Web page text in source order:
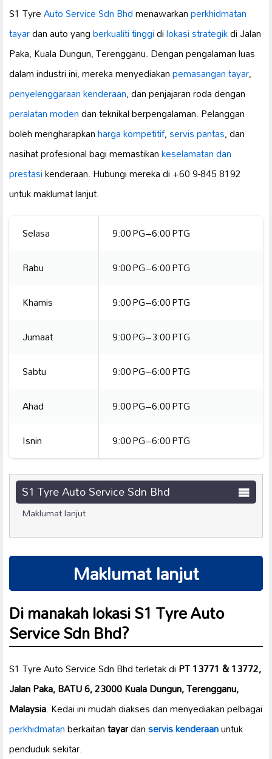
S1 TyreAuto Service Sdn Bhdmenawarkanperkhidmatan
tayardan auto yangberkualiti tinggidilokasi strategikdi Jalan
Paka, Kuala Dungun, Terengganu. Dengan pengalaman luas
dalam industri ini, mereka menyediakanpemasangan tayar,
penyelenggaraan kenderaan, dan penjajaran roda dengan
peralatan modendan teknikal berpengalaman. Pelanggan
boleh mengharapkanharga kompetitif,servis pantas, dan
nasihat profesional bagi memastikankeselamatan dan
prestasikenderaan. Hubungi mereka di +60 9-845 8192
untuk maklumat lanjut.
Selasa
9:00 PG–6:00 PTG
Rabu
9:00 PG–6:00 PTG
Khamis
9:00 PG–6:00 PTG
Jumaat
9:00 PG–3:00 PTG
Sabtu
9:00 PG–6:00 PTG
Ahad
9:00 PG–6:00 PTG
Isnin
9:00 PG–6:00 PTG
S1 Tyre Auto Service Sdn Bhd
Maklumat lanjut
Maklumat lanjut
Di manakah lokasi S1 Tyre Auto
Service Sdn Bhd?
S1 Tyre Auto Service Sdn Bhd terletak diPT 13771 & 13772,
Jalan Paka, BATU 6, 23000 Kuala Dungun, Terengganu,
Malaysia. Kedai ini mudah diakses dan menyediakan pelbagai
perkhidmatanberkaitantayardanservis kenderaanuntuk
penduduk sekitar.